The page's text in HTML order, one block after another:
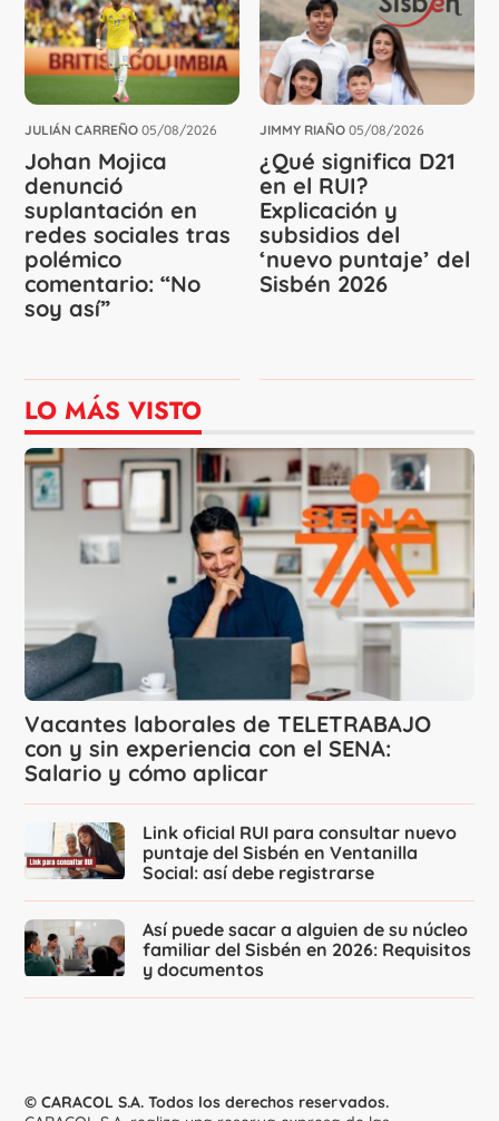
JULIÁN CARREÑO 05/08/2026
Johan Mojica
denunció
suplantación en
redes sociales tras
polémico
comentario: “No
soy así”
JIMMY RIAÑO 05/08/2026
¿Qué significa D21
en el RUI?
Explicación y
subsidios del
‘nuevo puntaje’ del
Sisbén 2026
LO MÁS VISTO
Vacantes laborales de TELETRABAJO
con y sin experiencia con el SENA:
Salario y cómo aplicar
Link oficial RUI para consultar nuevo
puntaje del Sisbén en Ventanilla
Social: así debe registrarse
Así puede sacar a alguien de su núcleo
familiar del Sisbén en 2026: Requisitos
y documentos
© CARACOL S.A. Todos los derechos reservados.